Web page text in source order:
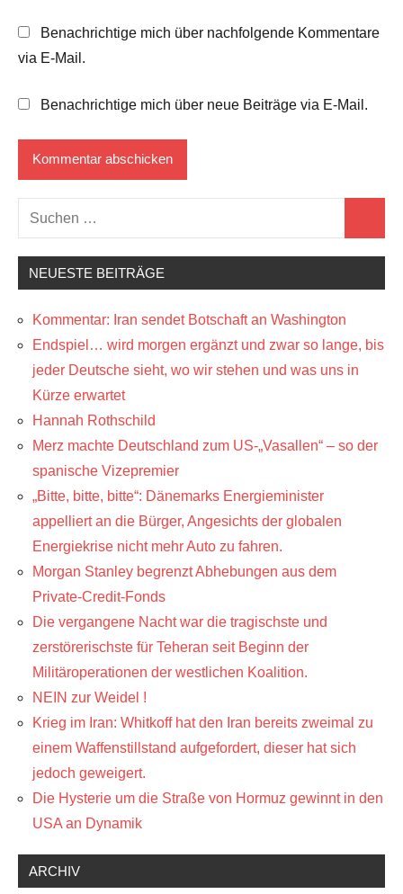
Benachrichtige mich über nachfolgende Kommentare
via E-Mail.
Benachrichtige mich über neue Beiträge via E-Mail.
Suchen
nach:
NEUESTE BEITRÄGE
Kommentar: Iran sendet Botschaft an Washington
Endspiel… wird morgen ergänzt und zwar so lange, bis
jeder Deutsche sieht, wo wir stehen und was uns in
Kürze erwartet
Hannah Rothschild
Merz machte Deutschland zum US-„Vasallen“ – so der
spanische Vizepremier
„Bitte, bitte, bitte“: Dänemarks Energieminister
appelliert an die Bürger, Angesichts der globalen
Energiekrise nicht mehr Auto zu fahren.
Morgan Stanley begrenzt Abhebungen aus dem
Private-Credit-Fonds
Die vergangene Nacht war die tragischste und
zerstörerischste für Teheran seit Beginn der
Militäroperationen der westlichen Koalition.
NEIN zur Weidel !
Krieg im Iran: Whitkoff hat den Iran bereits zweimal zu
einem Waffenstillstand aufgefordert, dieser hat sich
jedoch geweigert.
Die Hysterie um die Straße von Hormuz gewinnt in den
USA an Dynamik
ARCHIV